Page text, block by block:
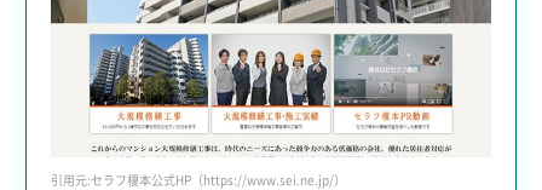
引用元:セラフ榎本公式HP（https://www.sei.ne.jp/）